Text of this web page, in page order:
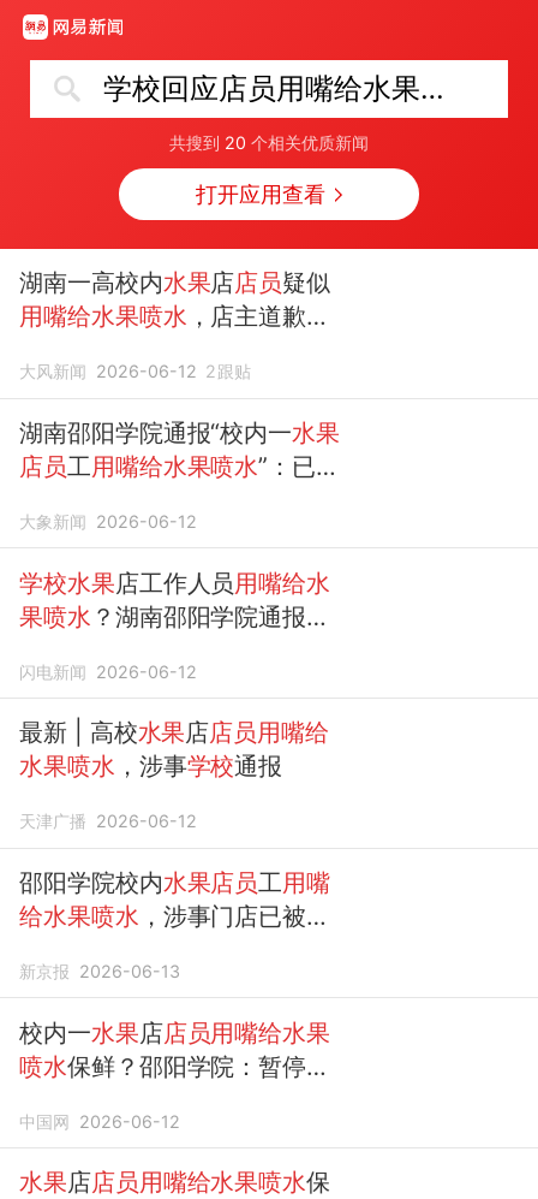
学校回应店员用嘴给水果喷水
共搜到 20 个相关优质新闻
打开应用查看
湖南一高校内水果店店员疑似
用嘴给水果喷水 ，店主道歉，
大风新闻 2026-06-12 2跟贴
湖南邵阳学院通报“校内一水果
店员工用嘴给水果喷水”：已对
存，暂停其一切经营活动，正
联合开展调查
大象新闻 2026-06-12
学校水果店工作人员用嘴给水
果喷水 ？湖南邵阳学院通报：
一切经营活动
闪电新闻 2026-06-12
最新 | 高校水果店店员用嘴给
水果喷水 ，涉事学校通报
天津广播 2026-06-12
邵阳学院校内水果店员工用嘴
给水果喷水 ，涉事门店已被关
新京报 2026-06-13
校内一水果店店员用嘴给水果
喷水保鲜？邵阳学院：暂停一
中国网 2026-06-12
水果店店员用嘴给水果喷水保